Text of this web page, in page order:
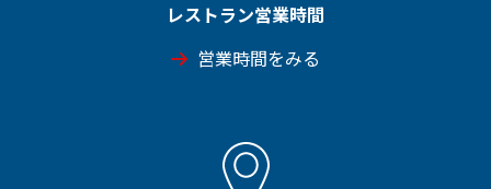
レストラン営業時間
営業時間をみる